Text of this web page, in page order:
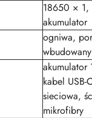
18650 × 1,
akumulator
ogniwa,
akumulator
kabel USB-
sieciowa,
mikrofibry